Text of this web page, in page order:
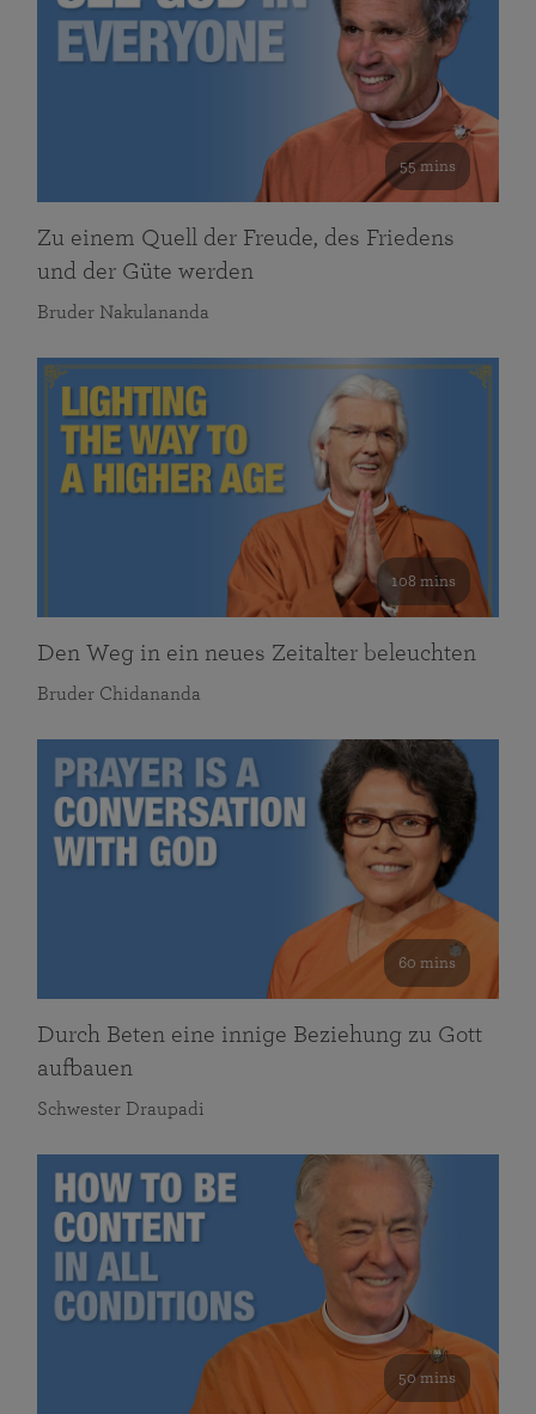
55 mins
Zu einem Quell der Freude, des Friedens
und der Güte werden
Bruder Nakulananda
108 mins
Den Weg in ein neues Zeitalter beleuchten
Bruder Chidananda
60 mins
Durch Beten eine innige Beziehung zu Gott
aufbauen
Schwester Draupadi
50 mins